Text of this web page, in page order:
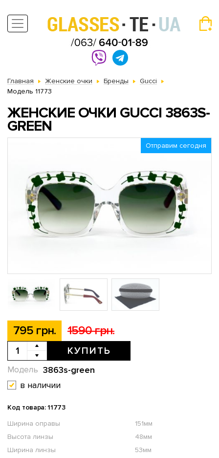
Главная Женские очки Бренды
Gucci
Модель 11773
ЖЕНСКИЕ ОЧКИ GUCCI 3863S-
GREEN
Отправим сегодня
795 грн. 1590 грн.
КУПИТЬ
3863s-green
Модель
в наличии
Код товара: 11773
Ширина оправы
151мм
Высота линзы
48мм
Ширина линзы
53мм